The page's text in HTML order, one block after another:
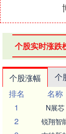
个股实时涨跌
个股涨幅 个
排名
名称
1
N展芯
2 锐翔智